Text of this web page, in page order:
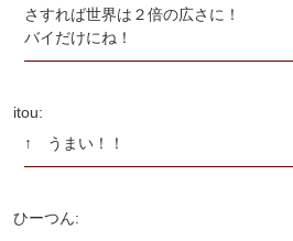
さすれば世界は２倍の広さに！
バイだけにね！
itou:
↑ うまい！！
ひーつん: